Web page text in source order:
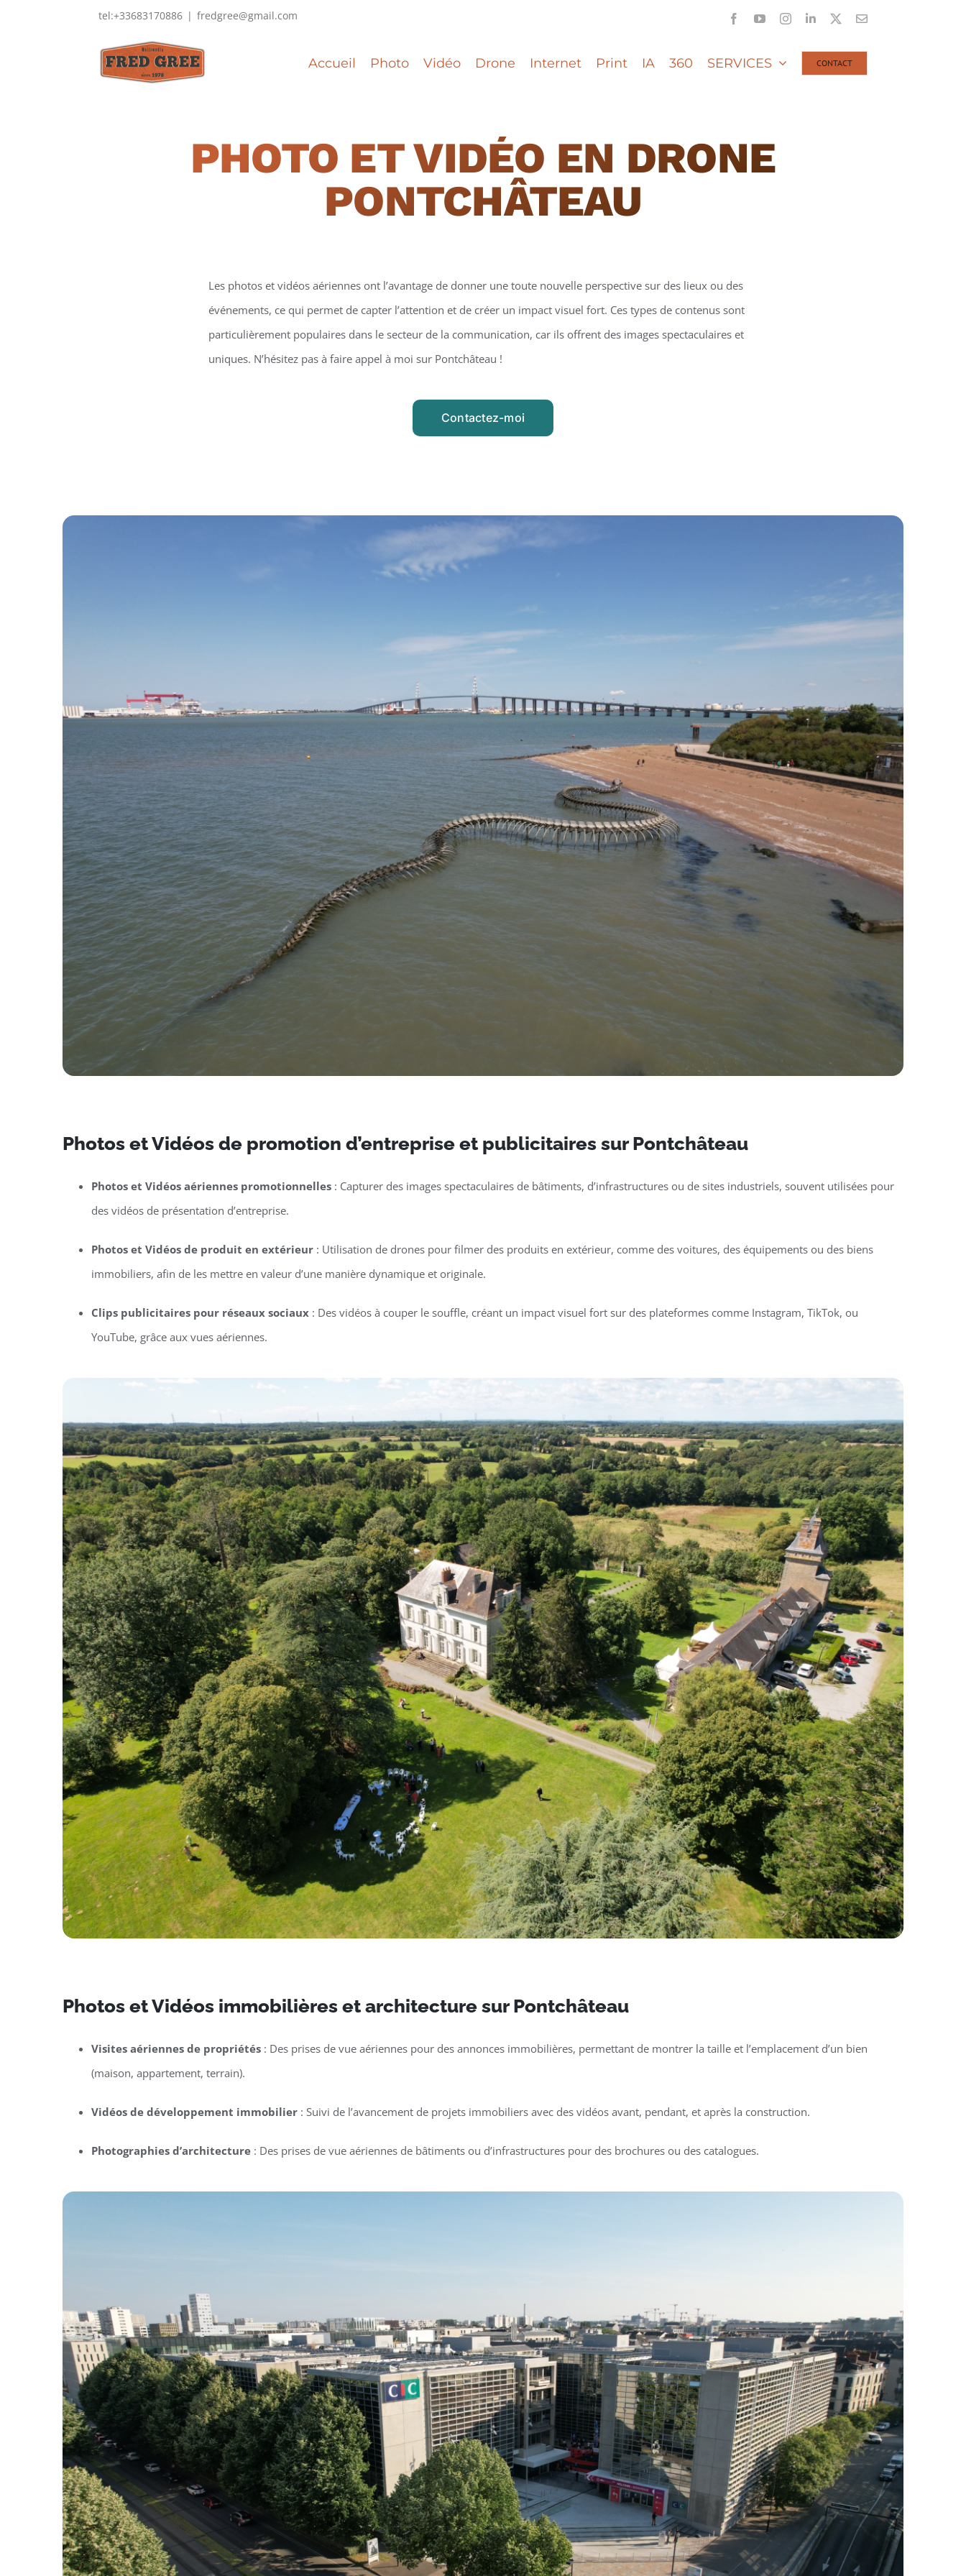
tel:+33683170886 | fredgree@gmail.com FacebookYouTubeInstagramLinkedIn Email
Accueil Photo Vidéo Drone Internet Print IA 360 SERVICES CONTACT
PHOTO ET VIDÉO EN DRONE
PONTCHÂTEAU
Les photos et vidéos aériennes ont l’avantage de donner une toute nouvelle perspective sur des lieux ou des
événements, ce qui permet de capter l’attention et de créer un impact visuel fort. Ces types de contenus sont
particulièrement populaires dans le secteur de la communication, car ils offrent des images spectaculaires et
uniques. N’hésitez pas à faire appel à moi sur Pontchâteau !
Contactez-moi
Photos et Vidéos de promotion d’entreprise et publicitaires sur Pontchâteau
Photos et Vidéos aériennes promotionnelles: Capturer des images spectaculaires de bâtiments, d’infrastructures ou de sites industriels, souvent utilisées pour
des vidéos de présentation d’entreprise.
Photos et Vidéos de produit en extérieur: Utilisation de drones pour filmer des produits en extérieur, comme des voitures, des équipements ou des biens
immobiliers, afin de les mettre en valeur d’une manière dynamique et originale.
Clips publicitaires pour réseaux sociaux: Des vidéos à couper le souffle, créant un impact visuel fort sur des plateformes comme Instagram, TikTok, ou
YouTube, grâce aux vues aériennes.
Photos et Vidéos immobilières et architecture sur Pontchâteau
Visites aériennes de propriétés: Des prises de vue aériennes pour des annonces immobilières, permettant de montrer la taille et l’emplacement d’un bien
(maison, appartement, terrain).
Vidéos de développement immobilier: Suivi de l’avancement de projets immobiliers avec des vidéos avant, pendant, et après la construction.
Photographies d’architecture: Des prises de vue aériennes de bâtiments ou d’infrastructures pour des brochures ou des catalogues.